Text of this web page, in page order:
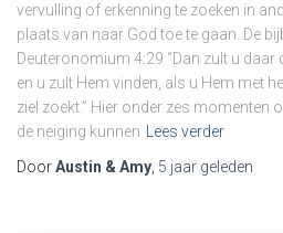
vervulling of erkenning te zoeken in
plaats van naar God toe te gaan. De
Deuteronomium 4:29 “Dan zult u daar
en u zult Hem vinden, als u Hem met
ziel zoekt.” Hier onder zes
de neiging kunnen Lees verder
DoorAustin & Amy, 5 jaar geleden